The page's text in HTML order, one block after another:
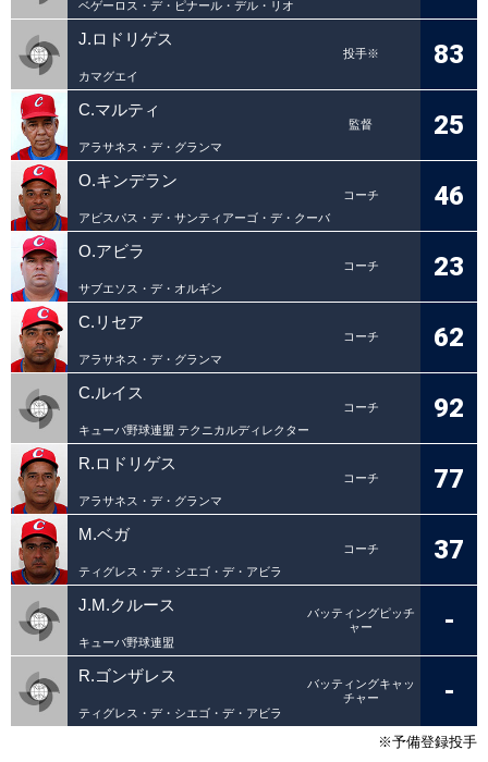
ベゲーロス・デ・ピナール・デル・リオ
J.ロドリゲス
投手※
カマグエイ
83
C.マルティ
監督
アラサネス・デ・グランマ
25
O.キンデラン
コーチ
アビスパス・デ・サンティアーゴ・デ・クーバ
46
O.アビラ
コーチ
サブエソス・デ・オルギン
23
C.リセア
コーチ
アラサネス・デ・グランマ
62
C.ルイス
コーチ
キューバ野球連盟 テクニカルディレクター
92
R.ロドリゲス
コーチ
アラサネス・デ・グランマ
77
M.ベガ
コーチ
ティグレス・デ・シエゴ・デ・アビラ
37
J.M.クルース
バッティングピッチ
ャー
キューバ野球連盟
-
R.ゴンザレス
バッティングキャッ
チャー
ティグレス・デ・シエゴ・デ・アビラ
-
※予備登録投手